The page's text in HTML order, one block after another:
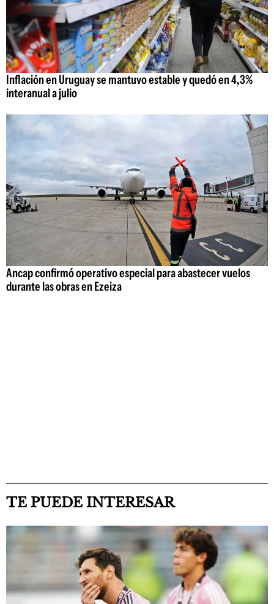
Inflación en Uruguay se mantuvo estable y quedó en 4,3%
interanual a julio
Ancap confirmó operativo especial para abastecer vuelos
durante las obras en Ezeiza
TE PUEDE INTERESAR